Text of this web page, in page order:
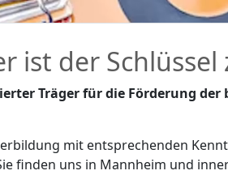
der Schlüssel
Träger für die Förderung
mit entsprechenden
finden uns in Mannheim und